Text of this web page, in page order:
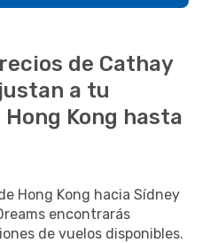
de Cathay
a tu
Kong hasta
Hong Kong hacia Sídney
encontrarás
de vuelos disponibles.